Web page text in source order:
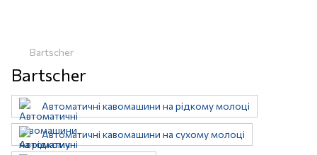
Bartscher
Bartscher
Автоматичні кавомашини на рідкому молоці
Автоматичні кавомашини на сухому молоці